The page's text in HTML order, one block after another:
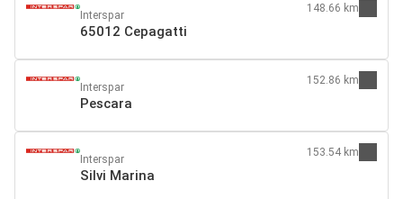
Interspar
65012 Cepagatti
148.66 km
Interspar
Pescara
152.86 km
Interspar
Silvi Marina
153.54 km